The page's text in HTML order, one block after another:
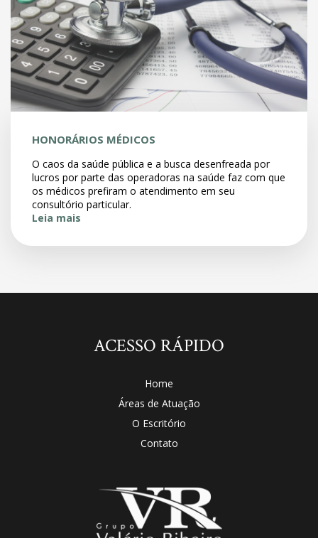
HONORÁRIOS MÉDICOS
O caos da saúde pública e a busca desenfreada por
lucros por parte das operadoras na saúde faz com que
os médicos prefiram o atendimento em seu
consultório particular.
Leia mais
ACESSO RÁPIDO
Home
Áreas de Atuação
O Escritório
Contato